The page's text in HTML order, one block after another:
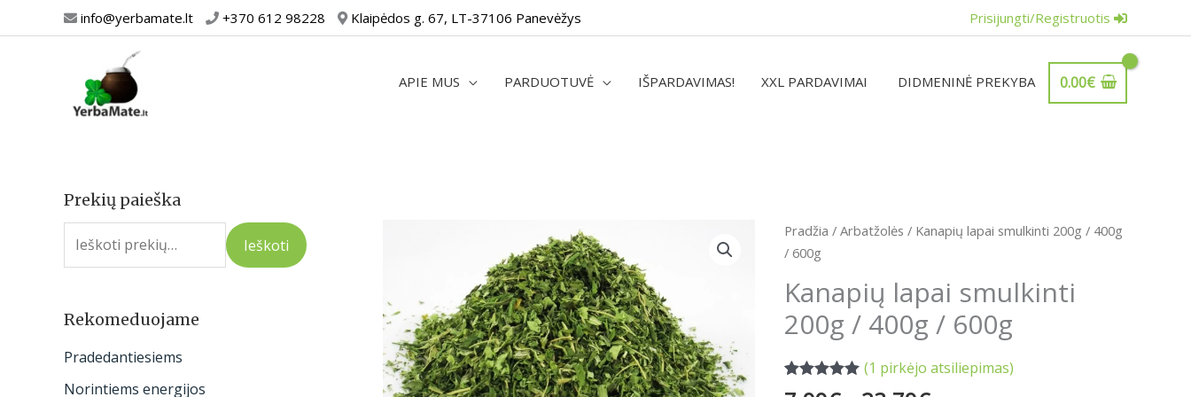
prie
info@yerbamate.lt +370 612 98228 Klaipėdos g. 67, LT-37106 Panevėžys Prisijungti/Registruotis
APIE MUS PARDUOTUVĖ IŠPARDAVIMAS! XXL PARDAVIMAI DIDMENINĖ PREKYBA 0.00€
Prekių paieška
I
e
o
Ieškoti
Rekomeduojame
Pradedantiesiems
Norintiems energijos
Pradžia /Arbatžolės / Kanapių lapai smulkinti 200g / 400g
/ 600g
Kanapių lapai smulkinti
200g / 400g / 600g
Įvertinimas:
1
(1 pirkėjo atsiliepimas)
Price
through
23.79€
produkto
kiekis:
lapai
smulkinti
200g
/